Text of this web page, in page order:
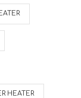
HEATER